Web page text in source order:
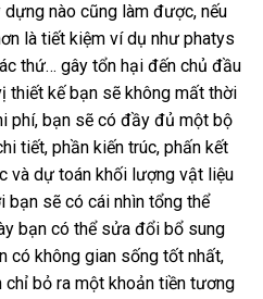
nào cũng làm được, nếu
là tiết kiệm ví dụ như phatys
thứ… gây tổn hại đến chủ đầu
thiết kế bạn sẽ không mất thời
phí, bạn sẽ có đầy đủ một bộ
tiết, phần kiến trúc, phấn kết
và dự toán khối lượng vật liệu
sẽ có cái nhìn tổng thể
bạn có thể sửa đổi bổ sung
có không gian sống tốt nhất,
bỏ ra một khoản tiền tương